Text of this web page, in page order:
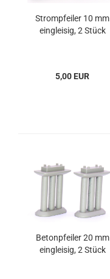
Strompfeiler 10 mm
eingleisig, 2 Stück
5,00 EUR
Betonpfeiler 20 mm
eingleisig, 2 Stück